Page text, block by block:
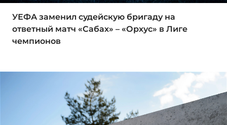
УЕФА заменил судейскую бригаду на
ответный матч «Сабах» – «Орхус» в Лиге
чемпионов